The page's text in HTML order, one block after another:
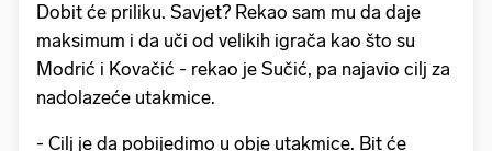
Dobit će priliku. Savjet? Rekao sam mu da daje
maksimum i da uči od velikih igrača kao što su
Modrić i Kovačić - rekao je Sučić, pa najavio cilj za
nadolazeće utakmice.
- Cilj je da pobijedimo u obje utakmice. Bit će